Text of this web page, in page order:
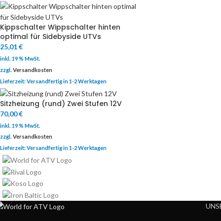
Kippschalter Wippschalter hinten
optimal für Sidebyside UTVs
25,01€
inkl. 19 % MwSt.
zzgl. Versandkosten
Lieferzeit:Versandfertig in 1-2 Werktagen
Sitzheizung (rund) Zwei Stufen 12V
70,00€
inkl. 19 % MwSt.
zzgl. Versandkosten
Lieferzeit:Versandfertig in 1-2 Werktagen